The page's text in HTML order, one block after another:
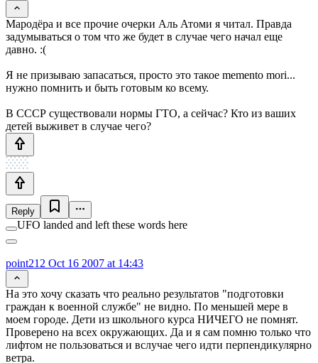
Мародёра и все прочие очерки Аль Атоми я читал. Правда
задумываться о том что же будет в случае чего начал еще
давно. :(
Я не призываю запасаться, просто это такое memento mori...
нужно помнить и быть готовым ко всему.
В СССР существовали нормы ГТО, а сейчас? Кто из ваших
детей выживет в случае чего?
Reply
UFO landed and left these words here
point212 Oct 16 2007 at 14:43
На это хочу сказать что реально результатов "подготовки
граждан к военной службе" не видно. По меньшей мере в
моем городе. Дети из школьного курса НИЧЕГО не помнят.
Проверено на всех окружающих. Да и я сам помню только что
лифтом не пользоваться и вслучае чего идти перпендикулярно
ветра.